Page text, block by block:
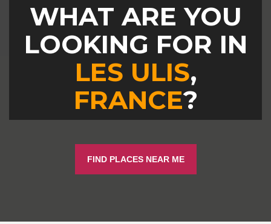
WHAT ARE YOU
LOOKING FOR IN
LES ULIS,
FRANCE?
FIND PLACES NEAR ME